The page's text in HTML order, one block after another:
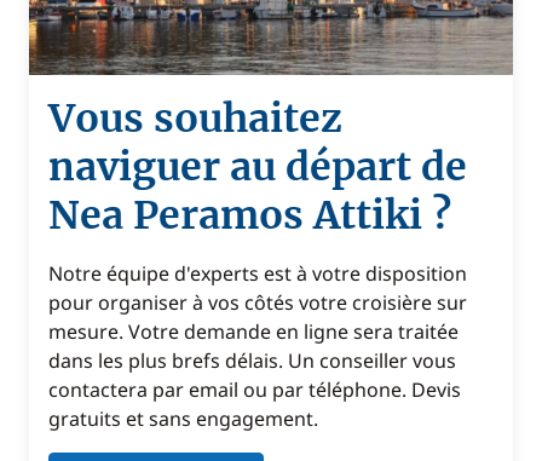
Vous souhaitez
naviguer au départ de
Nea Peramos Attiki ?
Notre équipe d'experts est à votre disposition
pour organiser à vos côtés votre croisière sur
mesure. Votre demande en ligne sera traitée
dans les plus brefs délais. Un conseiller vous
contactera par email ou par téléphone. Devis
gratuits et sans engagement.